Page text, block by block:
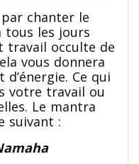
chanter le
tous les jours
travail occulte de
vous donnera
Ce qui
votre travail ou
Le mantra
suivant :